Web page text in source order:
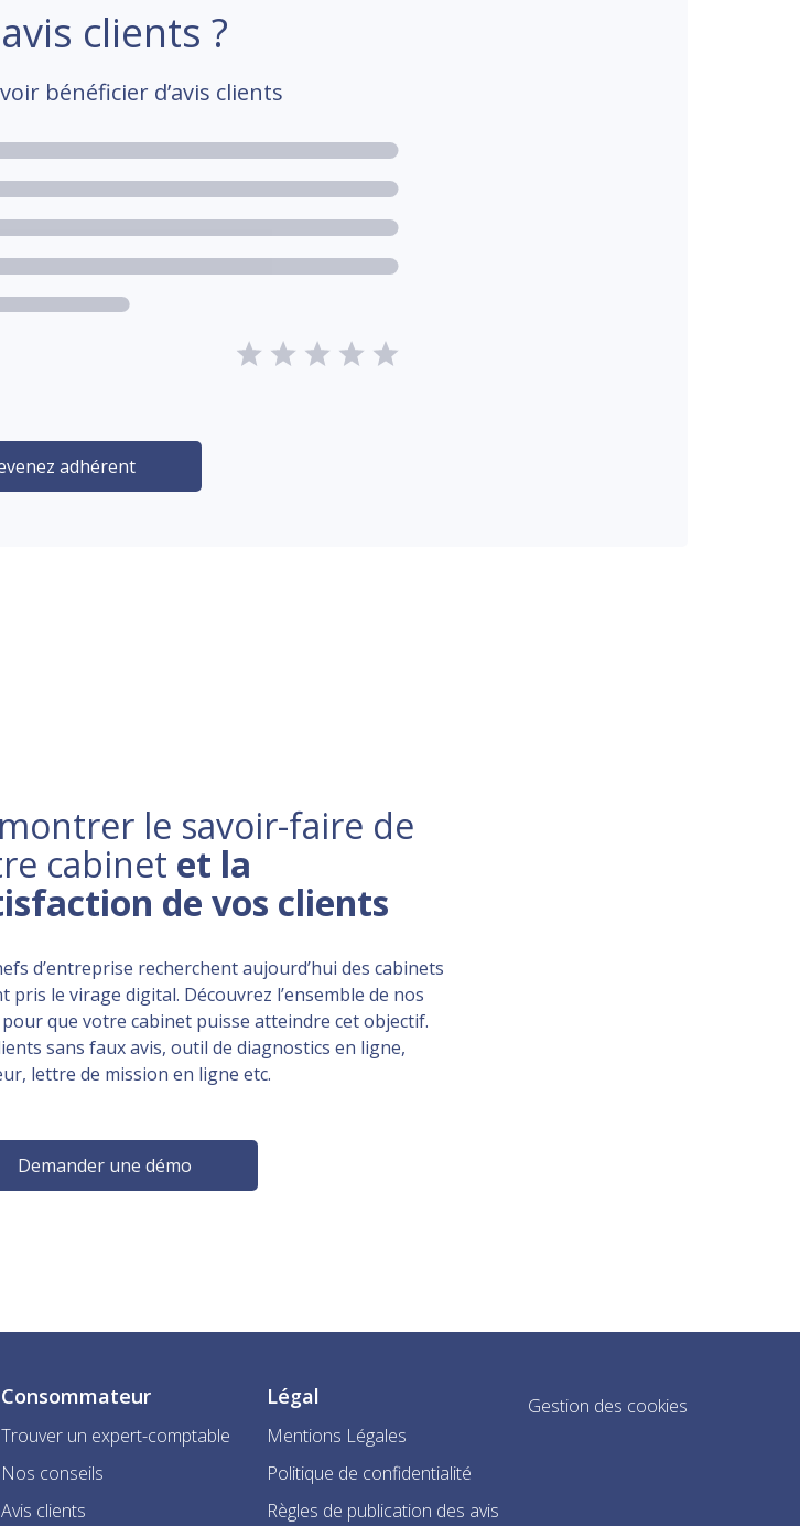
clients ?
bénéficier d’avis clients
adhérent
le savoir-faire de
cabinet et la
de vos clients
d’entreprise recherchent aujourd’hui des cabinets
pris le virage digital. Découvrez l’ensemble de nos
que votre cabinet puisse atteindre cet objectif.
sans faux avis, outil de diagnostics en ligne,
lettre de mission en ligne etc.
Demander une démo
Consommateur
Trouver un expert-comptable
Nos conseils
Avis clients
Légal
Mentions Légales
Politique de confidentialité
Règles de publication des avis
Gestion des cookies